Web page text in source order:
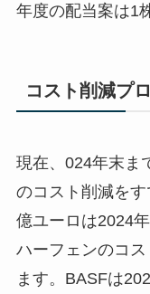
年度の配当案は1
コスト削減プ
現在、024年末ま
のコスト削減を
億ユーロは2024
ハーフェンのコ
ます。BASFは